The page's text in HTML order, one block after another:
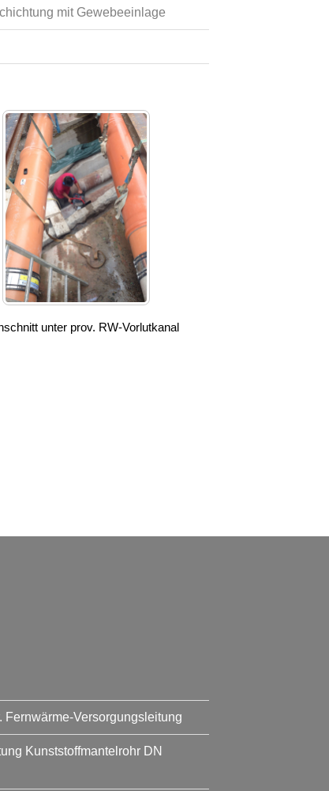
mit Gewebeeinlage
unter prov. RW-Vorlutkanal
Fernwärme-Versorgungsleitung
Kunststoffmantelrohr DN